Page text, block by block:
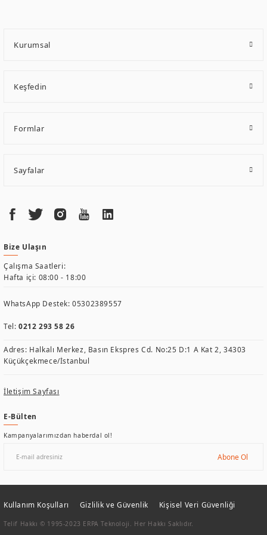
ortaklarının öne çıkmasına ve sürekli gelişimine katkı sağlamaktadır.
Kurumsal
Keşfedin
Formlar
Sayfalar
Bize Ulaşın
Çalışma Saatleri:
Hafta içi: 08:00 - 18:00
WhatsApp Destek:05302389557
Tel: 0212 293 58 26
Adres: Halkalı Merkez, Basın Ekspres Cd. No:25 D:1 A Kat 2, 34303
Küçükçekmece/İstanbul
İletişim Sayfası
E-Bülten
Kampanyalarımızdan haberdal ol!
Abone Ol
Kullanım Koşulları Gizlilik ve Güvenlik Kişisel Veri Güvenliği
Telif Hakkı © 1995-2023 ERPA Teknoloji. Her Hakkı Saklıdır.